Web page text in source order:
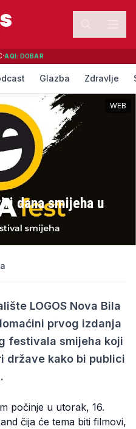
·AQI: DOBAR
Glazba Zdravlje
dana smijeha u
WEB
LOGOS Nova Bila
prvog izdanja
festivala smijeha koji
države kako bi publici
počinje u utorak, 16.
čija će tema biti filmovi,